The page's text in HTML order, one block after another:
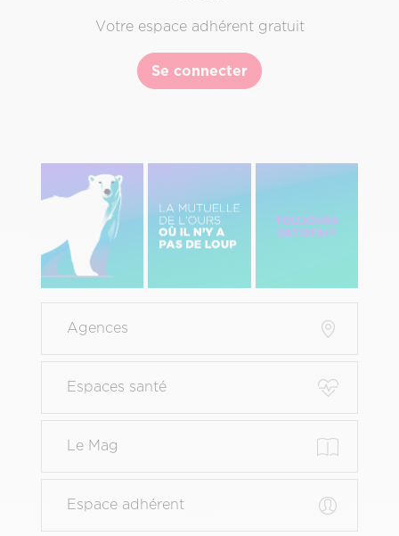
Votre espace adhérent gratuit
Se connecter
gauche
Pied
page
principal
Agences
Espaces santé
Le Mag
Espace adhérent